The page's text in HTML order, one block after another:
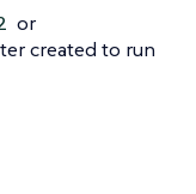
or
created to run